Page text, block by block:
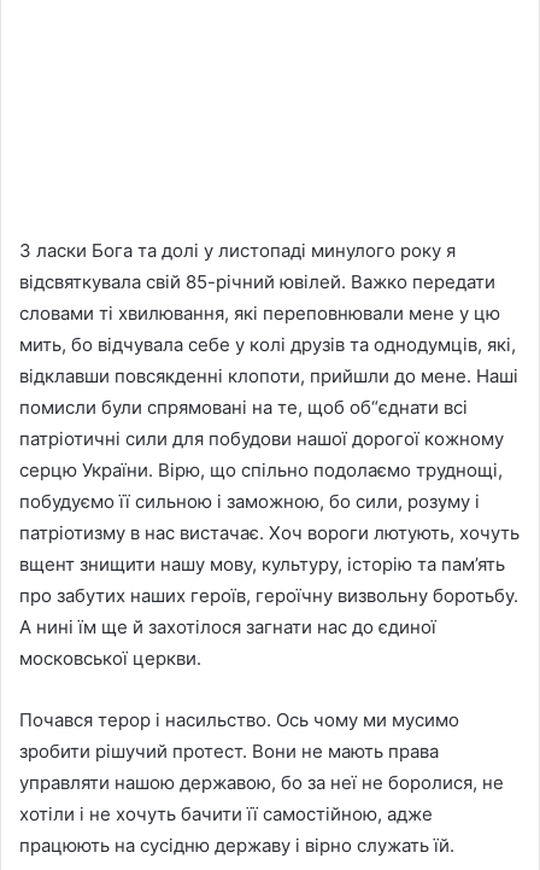
З ласки Бога та долі у листопаді минулого року я
відсвяткувала свій 85-річний ювілей. Важко передати
словами ті хвилювання, які переповнювали мене у цю
мить, бо відчувала себе у колі друзів та однодумців, які,
відклавши повсякденні клопоти, прийшли до мене. Наші
помисли були спрямовані на те, щоб об“єднати всі
патріотичні сили для побудови нашої дорогої кожному
серцю України. Вірю, що спільно подолаємо труднощі,
побудуємо її сильною і заможною, бо сили, розуму і
патріотизму в нас вистачає. Хоч вороги лютують, хочуть
вщент знищити нашу мову, культуру, історію та пам’ять
про забутих наших героїв, героїчну визвольну боротьбу.
А нині їм ще й захотілося загнати нас до єдиної
московської церкви.
Почався терор і насильство. Ось чому ми мусимо
зробити рішучий протест. Вони не мають права
управляти нашою державою, бо за неї не боролися, не
хотіли і не хочуть бачити її самостійною, адже
працюють на сусідню державу і вірно служать їй.